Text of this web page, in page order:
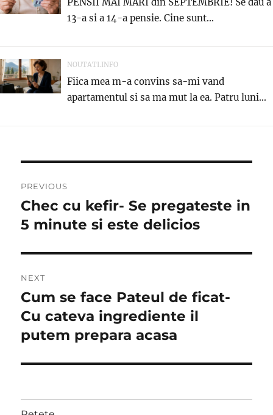
13-a si a 14-a pensie. Cine sunt...
NOUTATI.INFO
Fiica mea m-a convins sa-mi vand
apartamentul si sa ma mut la ea. Patru luni...
navigation
PREVIOUS
Previous
post:
Chec cu kefir- Se pregateste in
5 minute si este delicios
NEXT
Next
post:
Cum se face Pateul de ficat-
Cu cateva ingrediente il
putem prepara acasa